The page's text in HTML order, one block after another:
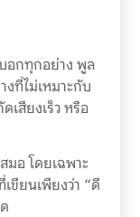
อกทุกอย่าง พูล
ที่ไม่เหมาะกับ
เสียงเร็ว หรือ
มอ โดยเฉพาะ
ขียนเพียงว่า “ดี